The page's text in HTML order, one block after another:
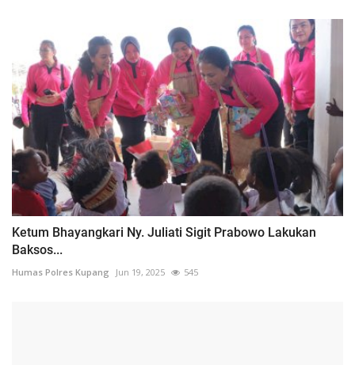
Ketum Bhayangkari Ny. Juliati Sigit Prabowo Lakukan
Baksos...
Humas Polres Kupang Jun 19, 2025 545